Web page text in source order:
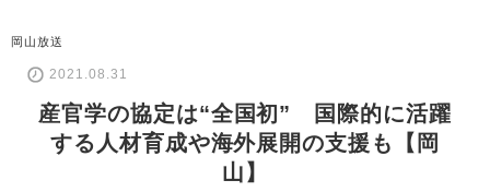
岡山放送
2021.08.31
産官学の協定は“全国初” 国際的に活躍
する人材育成や海外展開の支援も【岡
山】